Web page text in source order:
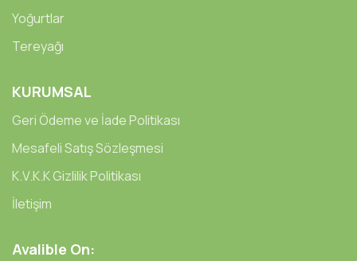
Yoğurtlar
Tereyağı
KURUMSAL
Geri Ödeme ve İade Politikası
Mesafeli Satış Sözleşmesi
K.V.K.K Gizlilik Politikası
İletişim
Avalible On: